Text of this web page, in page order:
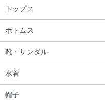
トップス
ボトムス
靴・サンダル
水着
帽子